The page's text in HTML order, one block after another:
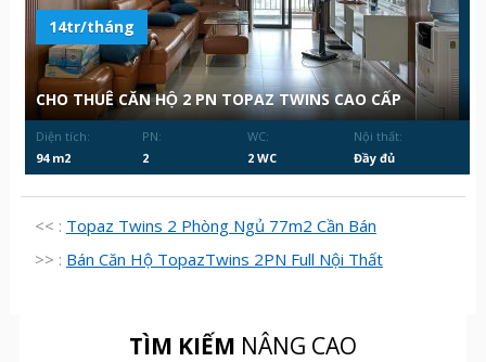
14tr/tháng
CHO THUÊ CĂN HỘ 2 PN TOPAZ TWINS CAO CẤP
Diện tích:
94 m2
PN:
2
WC:
2 WC
Nội thất:
Đầy đủ
<< : Topaz Twins 2 Phòng Ngủ 77m2 Cần Bán
>> : Bán Căn Hộ TopazTwins 2PN Full Nội Thất
TÌM KIẾM NÂNG CAO